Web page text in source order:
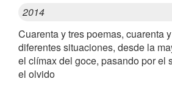
2014
Cuarenta y tres poemas, cuarenta
diferentes situaciones, desde la
el clímax del goce, pasando por el
el olvido